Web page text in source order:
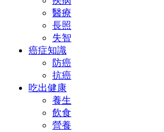
醫療
長照
失智
癌症知識
防癌
抗癌
吃出健康
養生
飲食
營養